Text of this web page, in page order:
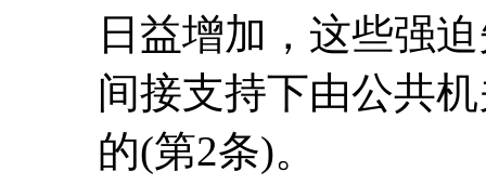
日益增加，这些强
间接支持下由公共
的(第2条)。